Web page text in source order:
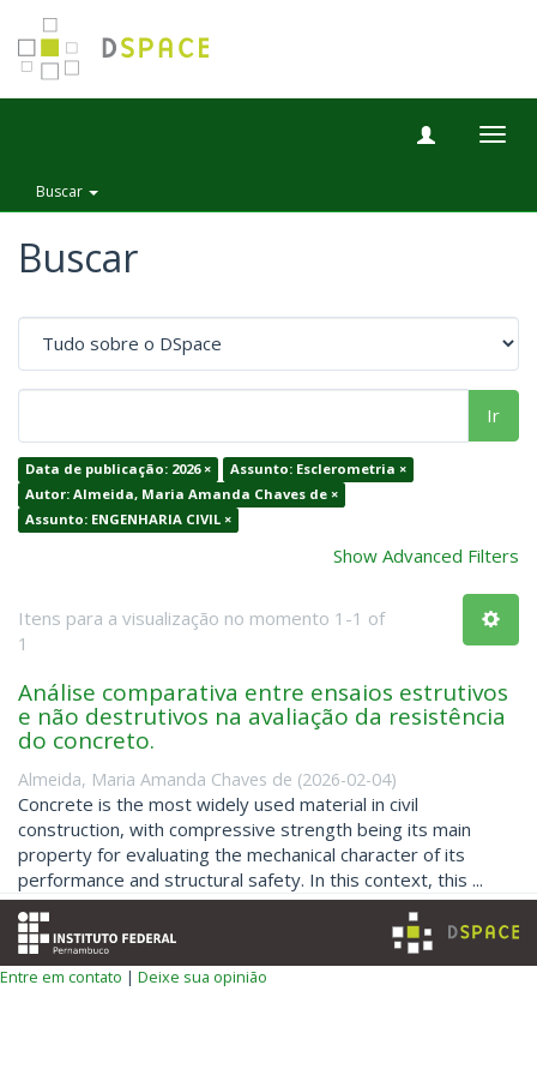
Buscar
Buscar
Ir
Data de publicação: 2026 ×
Assunto: Esclerometria ×
Autor: Almeida, Maria Amanda Chaves de ×
Assunto: ENGENHARIA CIVIL ×
Show Advanced Filters
Itens para a visualização no momento 1-1 of
1
Análise comparativa entre ensaios estrutivos
e não destrutivos na avaliação da resistência
do concreto.
Almeida, Maria Amanda Chaves de (2026-02-04)
Concrete is the most widely used material in civil
construction, with compressive strength being its main
property for evaluating the mechanical character of its
performance and structural safety. In this context, this ...
Entre em contato | Deixe sua opinião